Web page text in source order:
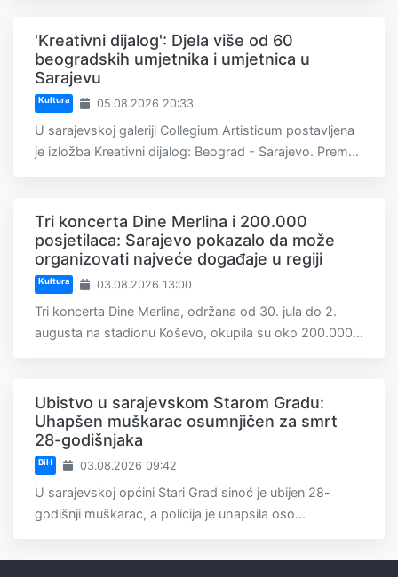
'Kreativni dijalog': Djela više od 60
beogradskih umjetnika i umjetnica u
Sarajevu
Kultura 05.08.2026 20:33
U sarajevskoj galeriji Collegium Artisticum postavljena
je izložba Kreativni dijalog: Beograd - Sarajevo. Prem...
Tri koncerta Dine Merlina i 200.000
posjetilaca: Sarajevo pokazalo da može
organizovati najveće događaje u regiji
Kultura 03.08.2026 13:00
Tri koncerta Dine Merlina, održana od 30. jula do 2.
augusta na stadionu Koševo, okupila su oko 200.000...
Ubistvo u sarajevskom Starom Gradu:
Uhapšen muškarac osumnjičen za smrt
28-godišnjaka
BiH 03.08.2026 09:42
U sarajevskoj općini Stari Grad sinoć je ubijen 28-
godišnji muškarac, a policija je uhapsila oso...